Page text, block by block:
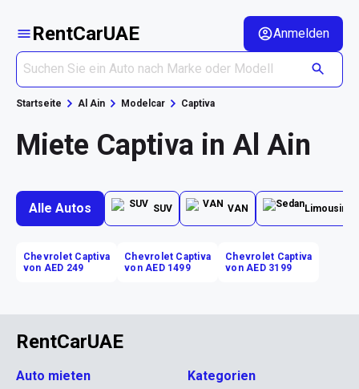
RentCarUAE Anmelden
Startseite Al Ain Modelcar Captiva
Miete Captiva in Al Ain
Alle Autos SUV VAN Limousine
Chevrolet Captiva
von AED 249
Chevrolet Captiva
von AED 1499
Chevrolet Captiva
von AED 3199
RentCarUAE
Auto mieten Kategorien